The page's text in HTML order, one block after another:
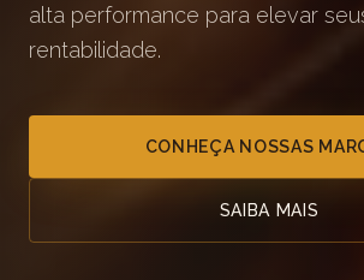
alta performance para elevar
rentabilidade.
CONHEÇA NOSSAS
SAIBA MAIS